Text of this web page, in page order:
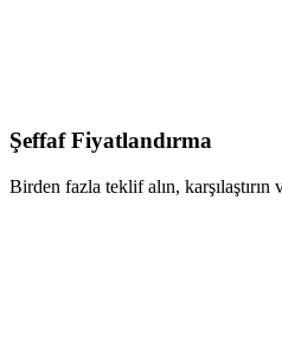
Şeffaf Fiyatlandırma
Birden fazla teklif alın, karşılaştırın